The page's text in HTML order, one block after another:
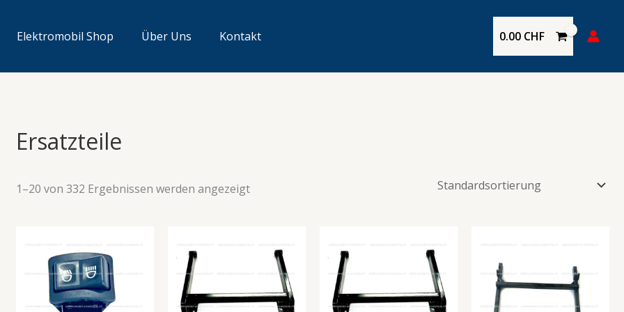
Elektromobil Shop Über Uns Kontakt 0.00 CHF
Ersatzteile
1–20 von 332 Ergebnissen werden angezeigt